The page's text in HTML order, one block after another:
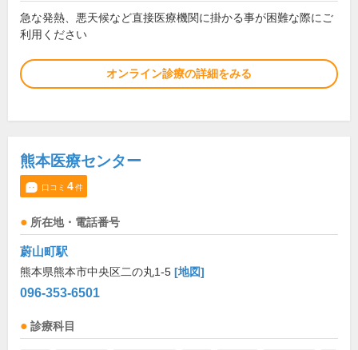
急な発熱、悪天候など直接医療機関に掛かる事が困難な際にご
利用ください
オンライン診療の詳細をみる
熊本医療センター
口コミ 4件
所在地・電話番号
蔚山町駅
熊本県熊本市中央区二の丸1-5 [地図]
096-353-6501
診療科目